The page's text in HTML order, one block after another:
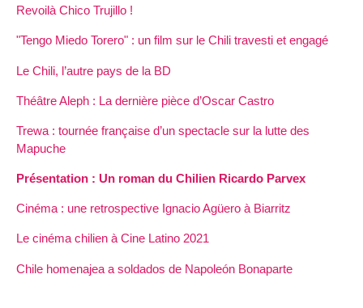
Revoilà Chico Trujillo !
"Tengo Miedo Torero" : un film sur le Chili travesti et engagé
Le Chili, l’autre pays de la BD
Théâtre Aleph : La dernière pièce d’Oscar Castro
Trewa : tournée française d’un spectacle sur la lutte des
Mapuche
Présentation : Un roman du Chilien Ricardo Parvex
Cinéma : une retrospective Ignacio Agüero à Biarritz
Le cinéma chilien à Cine Latino 2021
Chile homenajea a soldados de Napoleón Bonaparte